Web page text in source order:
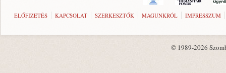
ELŐFIZETÉS KAPCSOLAT SZERKESZTŐK MAGUNKRÓL IMPRESSZUM
© 1989-2026